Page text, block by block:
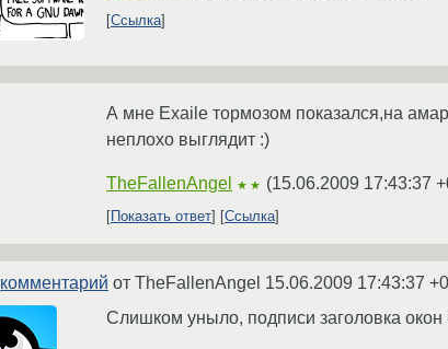
Ссылка
А мне Exaile тормозом показался,на
неплохо выглядит :)
TheFallenAngel ★★ (15.06.2009 17:43:37
Показать ответ Ссылка
комментарий от TheFallenAngel 15.06.2009 17:43:37
Слишком уныло, подписи заголовка